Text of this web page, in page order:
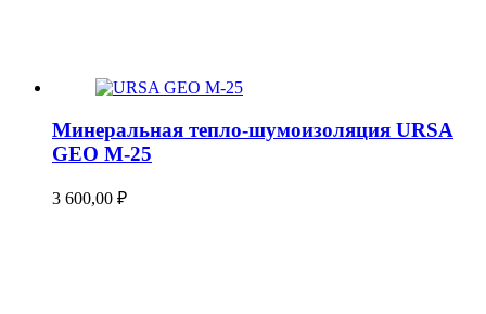
Минеральная тепло-шумоизоляция URSA
GEO М-25
3 600,00 ₽